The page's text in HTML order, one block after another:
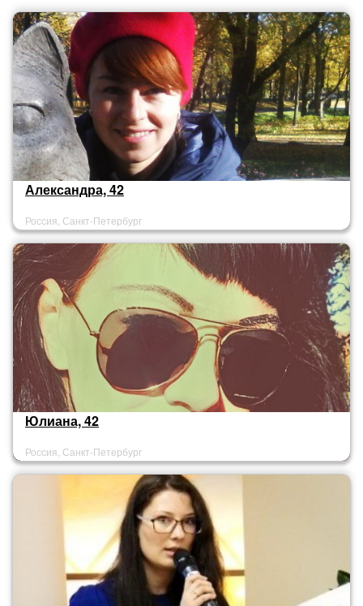
Александра, 42
Россия, Санкт-Петербург
Юлиана, 42
Россия, Санкт-Петербург